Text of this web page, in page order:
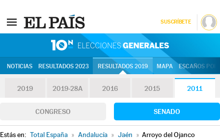
SUSCRÍBETE
NOTICIAS RESULTADOS 2023 RESULTADOS 2019 MAPA ESCAÑOS
2019 2019-28A 2016 2015 2011
CONGRESO SENADO
Estás en: Total España » Andalucía » Jaén » Arroyo del Ojanco